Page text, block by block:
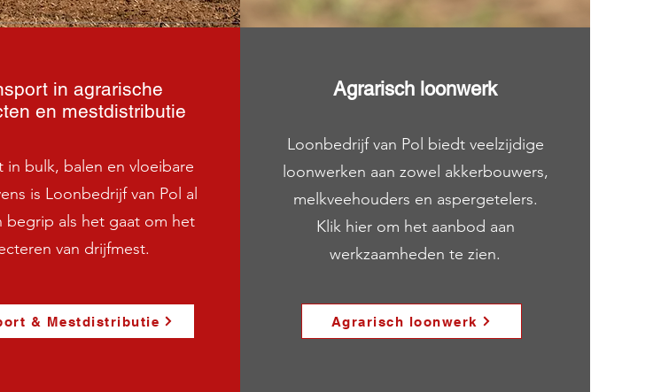
in agrarische
en mestdistributie
in bulk, balen en vloeibare
is Loonbedrijf van Pol al
begrip als het gaat om het
van drijfmest.
& Mestdistributie
Agrarisch loonwerk
Loonbedrijf van Pol biedt veelzijdige
loonwerken aan zowel akkerbouwers,
melkveehouders en aspergetelers.
Klik hier om het aanbod aan
werkzaamheden te zien.
Agrarisch loonwerk